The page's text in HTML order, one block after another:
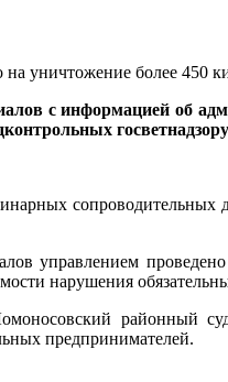
с информацией об
управлением
нарушения
районный
предпринимателей.